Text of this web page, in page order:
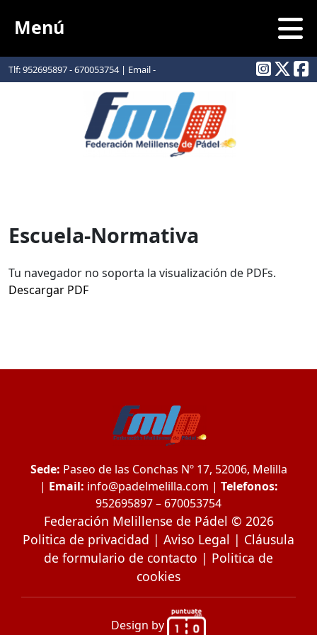
Tlf: 952695897 - 670053754 | Email -
info@padelmelilla.com
Menú
Escuela-Normativa
Tu navegador no soporta la visualización de PDFs.
Descargar PDF
Sede: Paseo de las Conchas Nº 17, 52006, Melilla
| Email: info@padelmelilla.com | Telefonos:
952695897 – 670053754
Federación Melillense de Pádel © 2026
Politica de privacidad | Aviso Legal | Cláusula
de formulario de contacto | Politica de
cookies
Design by